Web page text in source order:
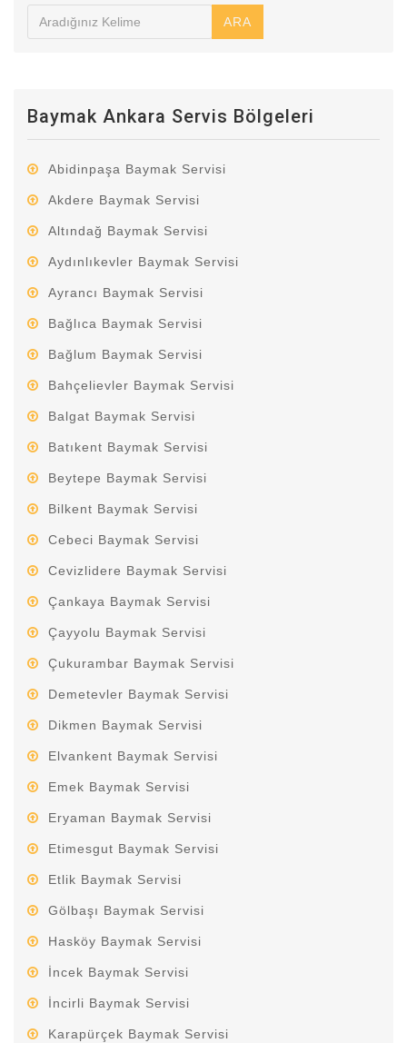
ARA
Baymak Ankara Servis Bölgeleri
Abidinpaşa Baymak Servisi
Akdere Baymak Servisi
Altındağ Baymak Servisi
Aydınlıkevler Baymak Servisi
Ayrancı Baymak Servisi
Bağlıca Baymak Servisi
Bağlum Baymak Servisi
Bahçelievler Baymak Servisi
Balgat Baymak Servisi
Batıkent Baymak Servisi
Beytepe Baymak Servisi
Bilkent Baymak Servisi
Cebeci Baymak Servisi
Cevizlidere Baymak Servisi
Çankaya Baymak Servisi
Çayyolu Baymak Servisi
Çukurambar Baymak Servisi
Demetevler Baymak Servisi
Dikmen Baymak Servisi
Elvankent Baymak Servisi
Emek Baymak Servisi
Eryaman Baymak Servisi
Etimesgut Baymak Servisi
Etlik Baymak Servisi
Gölbaşı Baymak Servisi
Hasköy Baymak Servisi
İncek Baymak Servisi
İncirli Baymak Servisi
Karapürçek Baymak Servisi